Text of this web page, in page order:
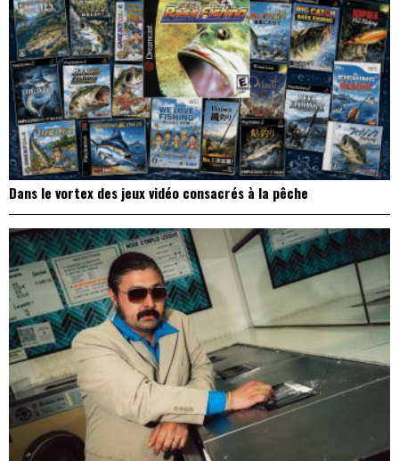
Dans le vortex des jeux vidéo consacrés à la pêche